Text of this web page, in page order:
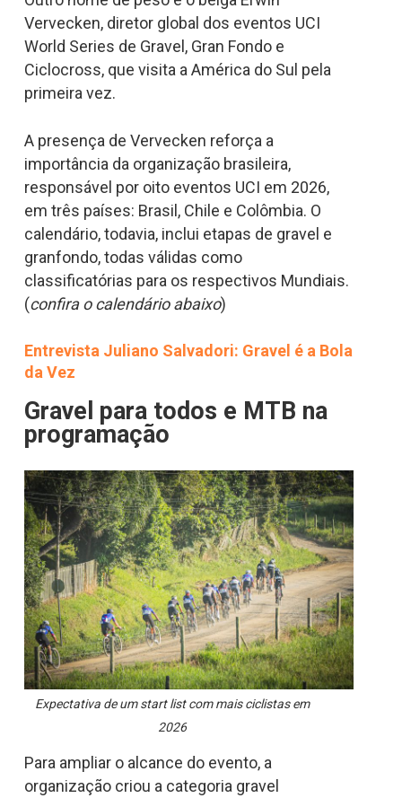
Vervecken, diretor global dos eventos UCI
World Series de Gravel, Gran Fondo e
Ciclocross, que visita a América do Sul pela
primeira vez.
A presença de Vervecken reforça a
importância da organização brasileira,
responsável por oito eventos UCI em 2026,
em três países: Brasil, Chile e Colômbia. O
calendário, todavia, inclui etapas de gravel e
granfondo, todas válidas como
classificatórias para os respectivos Mundiais.
(confira o calendário abaixo)
Entrevista Juliano Salvadori: Gravel é a Bola
da Vez​
Gravel para todos e MTB na
programação
Expectativa de um start list com mais ciclistas em
2026
Para ampliar o alcance do evento, a
organização criou a categoria gravel